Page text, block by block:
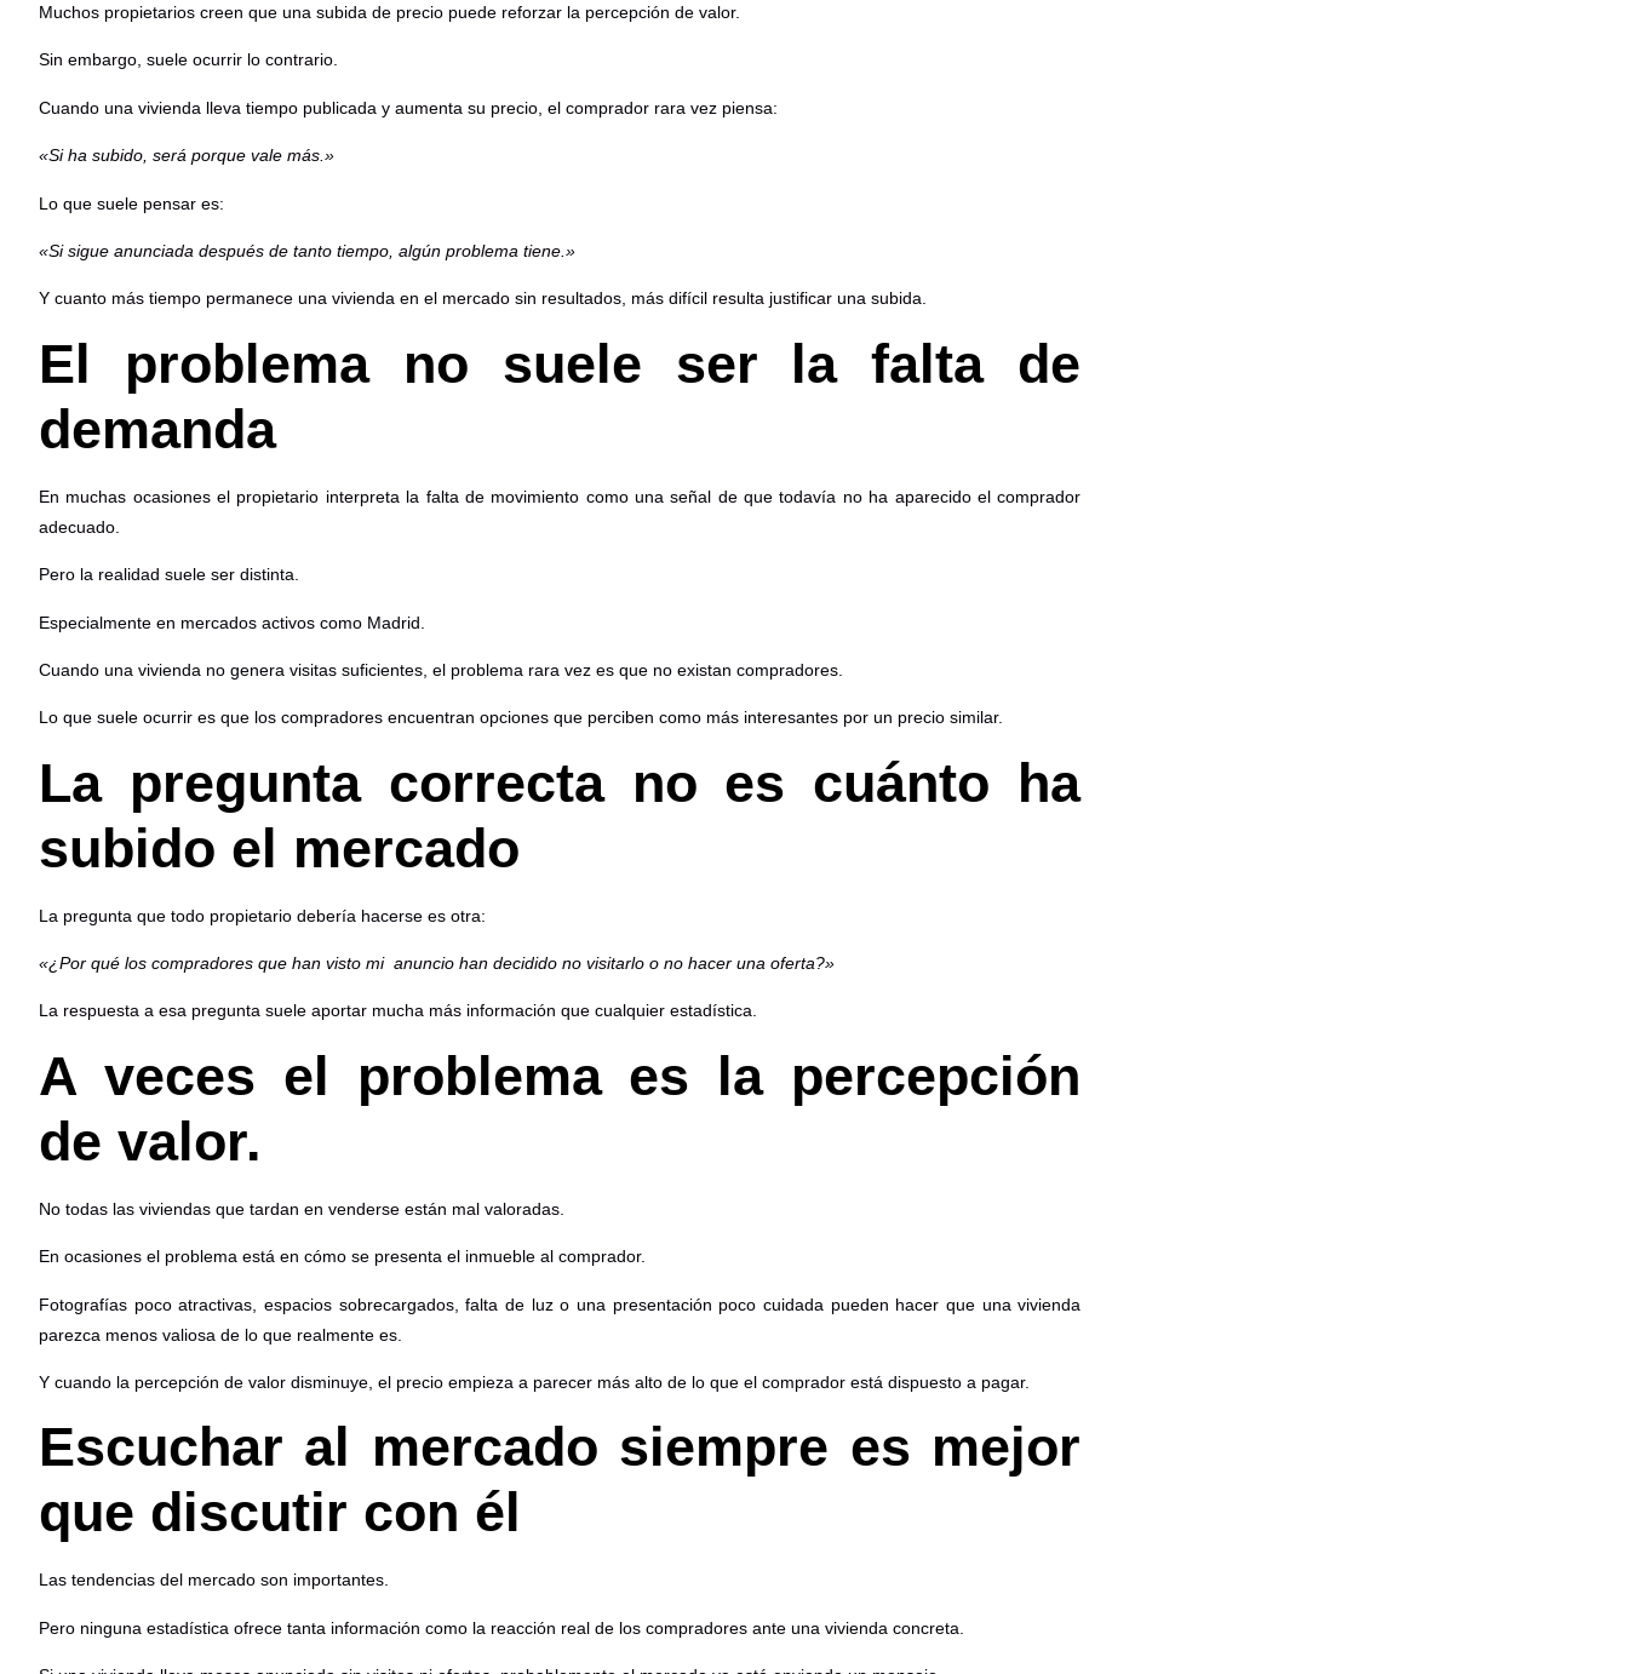
Muchos propietarios creen que una subida de precio puede reforzar la percepción de valor.
Sin embargo, suele ocurrir lo contrario.
Cuando una vivienda lleva tiempo publicada y aumenta su precio, el comprador rara vez piensa:
«Si ha subido, será porque vale más.»
Lo que suele pensar es:
«Si sigue anunciada después de tanto tiempo, algún problema tiene.»
Y cuanto más tiempo permanece una vivienda en el mercado sin resultados, más difícil resulta justificar una subida.
El problema no suele ser la falta de
demanda
En muchas ocasiones el propietario interpreta la falta de movimiento como una señal de que todavía no ha aparecido el comprador
adecuado.
Pero la realidad suele ser distinta.
Especialmente en mercados activos como Madrid.
Cuando una vivienda no genera visitas suficientes, el problema rara vez es que no existan compradores.
Lo que suele ocurrir es que los compradores encuentran opciones que perciben como más interesantes por un precio similar.
La pregunta correcta no es cuánto ha
subido el mercado
La pregunta que todo propietario debería hacerse es otra:
«¿Por qué los compradores que han visto mi anuncio han decidido no visitarlo o no hacer una oferta?»
La respuesta a esa pregunta suele aportar mucha más información que cualquier estadística.
A veces el problema es la percepción
de valor.
No todas las viviendas que tardan en venderse están mal valoradas.
En ocasiones el problema está en cómo se presenta el inmueble al comprador.
Fotografías poco atractivas, espacios sobrecargados, falta de luz o una presentación poco cuidada pueden hacer que una vivienda
parezca menos valiosa de lo que realmente es.
Y cuando la percepción de valor disminuye, el precio empieza a parecer más alto de lo que el comprador está dispuesto a pagar.
Escuchar al mercado siempre es mejor
que discutir con él
Las tendencias del mercado son importantes.
Pero ninguna estadística ofrece tanta información como la reacción real de los compradores ante una vivienda concreta.